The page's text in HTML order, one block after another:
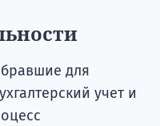
для
учет и